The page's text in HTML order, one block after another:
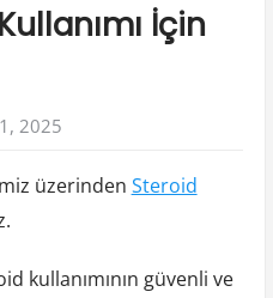
İçin
2025
üzerinden Steroid
kullanımının güvenli ve